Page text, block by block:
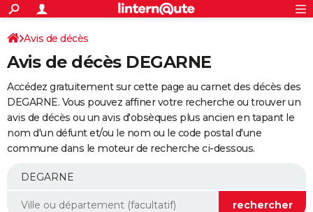
ACTUALITÉS
Politique
Société
Faits Divers
Education
Monde
Villes
+
SPORT
Coupe du monde 2026
Football
Tennis
Cyclisme
Rugby
Forum
Programme TV
TNT
Streaming
Cinéma
Sorties cinéma
Musique
+
FINANCE
Retraite
Epargne
Immobilier
Risques naturels par ville
Banque
Assurance
AUTO
Essais
Réserver un essai
Citadines
Berlines
SUV
Forum auto
+
Mobiles
Meilleur smartphone
Internet
Ordinateurs
Jeux vidéo
Guide high-tech
Avis de décès
Avis de décès DEGARNE
Accédez gratuitement sur cette page au carnet des décès des
DEGARNE. Vous pouvez affiner votre recherche ou trouver un
avis de décès ou un avis d'obsèques plus ancien en tapant le
nom d'un défunt et/ou le nom ou le code postal d'une
commune dans le moteur de recherche ci-dessous.